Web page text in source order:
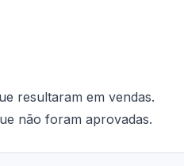
resultaram em vendas.
não foram aprovadas.